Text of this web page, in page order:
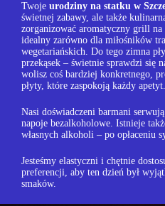
Twoje urodziny na statku w
świetnej zabawy, ale także
zorganizować aromatyczny grill na
idealny zarówno dla miłośników
wegetariańskich. Do tego zimna
przekąsek – świetnie sprawdzi się
wolisz coś bardziej konkretnego,
płyty, które zaspokoją każdy apetyt.
Nasi doświadczeni barmani
napoje bezalkoholowe. Istnieje
własnych alkoholi – po opłaceniu
Jesteśmy elastyczni i chętnie
preferencji, aby ten dzień był
smaków.